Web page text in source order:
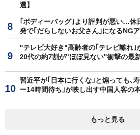
選】
｢ボディーバッグ｣より評判が悪い…
発で｢だらしないお父さん｣になるNG
"テレビ大好き"高齢者の｢テレビ離れ
20代の約7割が"ほぼ見ない"衝撃の最
習近平が｢日本に行くな｣と煽っても､
ー14時間待ち｣が映し出す中国人客の
もっと見る